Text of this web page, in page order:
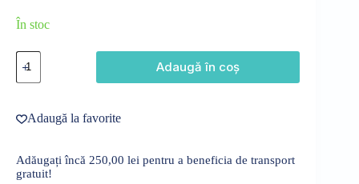
În stoc
Cantitate
BCI
Pâlnie
borcane,
inox
Adaugă în coș
Adaugă la favorite
Adăugați încă 250,00 lei pentru a beneficia de transport
gratuit!